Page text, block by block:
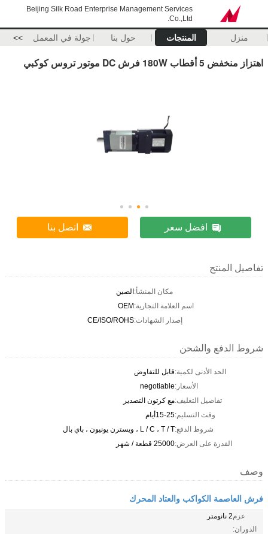
Beijing Silk Road Enterprise Management Services
Co.,Ltd.
منزل المنتجات حول بنا جولة في المعمل >>
اهتزاز منخفض 5 أقطاب 180W فرش DC موتور تروس كوكبي
افضل سعر اتصل بنا
تفاصيل المنتج
مكان المنشأ:الصين
اسم العلامة التجارية:OEM
إصدار الشهادات:CE/ISO/ROHS
شروط الدفع والشحن
الحد الأدنى لكمية:قابل للتفاوض
الأسعار:negotiable
تفاصيل التغليف:مع كرتون التصدير
وقت التسليم:15-25أيام
شروط الدفع:L / C ، T / T ، ويسترن يونيون ، باي بال
القدرة على العرض:25000 قطعة / شهر
وصف
فرش العاصمة الكواكب والعتاد المحرك
عزم
الدوران:
2 نانومتر